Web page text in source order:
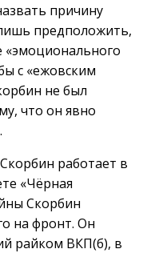
причину
предположить,
«эмоционального
с «ежовским
не был
что он явно
работает в
«Чёрная
Скорбин
на фронт. Он
райком ВКП(б), в